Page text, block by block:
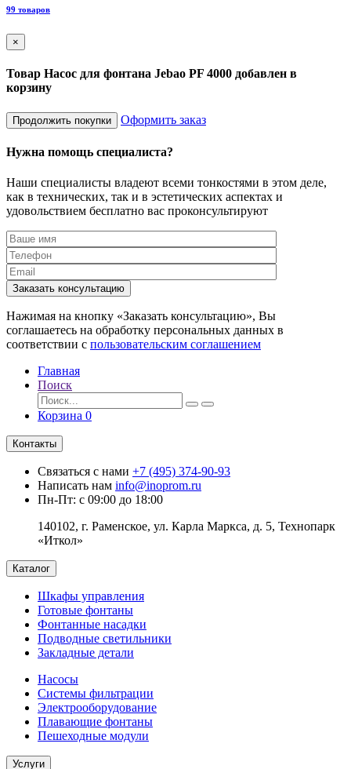
99 товаров
×
Товар Насос для фонтана Jebao PF 4000 добавлен в
корзину
Продолжить покупки Оформить заказ
Нужна помощь специалиста?
Наши специалисты владеют всеми тонкостями в этом деле,
как в технических, так и в эстетических аспектах и
удовольствием бесплатно вас проконсультируют
Заказать консультацию
Нажимая на кнопку «Заказать консультацию», Вы
соглашаетесь на обработку персональных данных в
соответствии с пользовательским соглашением
Главная
Поиск
Корзина 0
Контакты
Связаться с нами +7 (495) 374-90-93
Написать нам info@inoprom.ru
Пн-Пт: с 09:00 до 18:00
140102, г. Раменское, ул. Карла Маркса, д. 5, Технопарк
«Иткол»
Каталог
Шкафы управления
Готовые фонтаны
Фонтанные насадки
Подводные светильники
Закладные детали
Насосы
Системы фильтрации
Электрооборудование
Плавающие фонтаны
Пешеходные модули
Услуги